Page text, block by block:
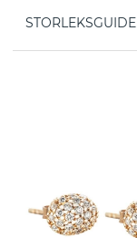
STORLEKSGUIDE